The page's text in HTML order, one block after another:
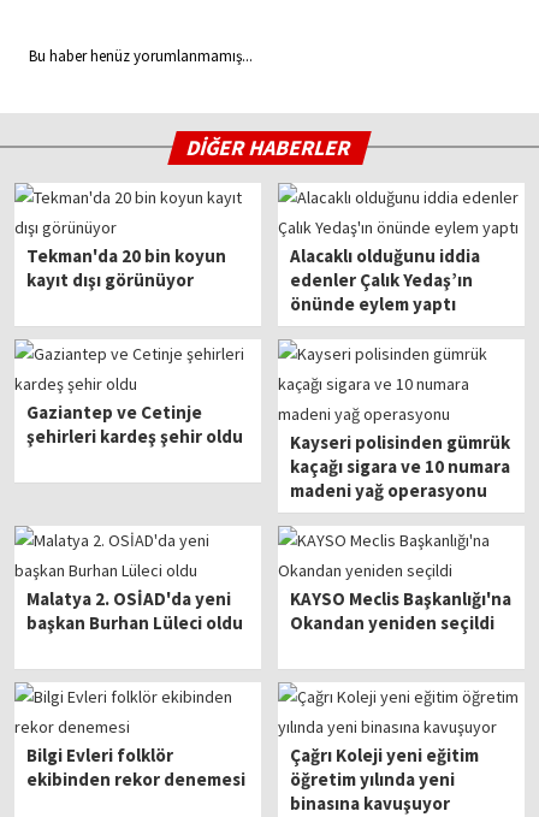
Bu haber henüz yorumlanmamış...
DİĞER HABERLER
Tekman'da 20 bin koyun
kayıt dışı görünüyor
Alacaklı olduğunu iddia
edenler Çalık Yedaş’ın
önünde eylem yaptı
Gaziantep ve Cetinje
şehirleri kardeş şehir oldu
Kayseri polisinden gümrük
kaçağı sigara ve 10 numara
madeni yağ operasyonu
Malatya 2. OSİAD'da yeni
başkan Burhan Lüleci oldu
KAYSO Meclis Başkanlığı'na
Okandan yeniden seçildi
Bilgi Evleri folklör
ekibinden rekor denemesi
Çağrı Koleji yeni eğitim
öğretim yılında yeni
binasına kavuşuyor